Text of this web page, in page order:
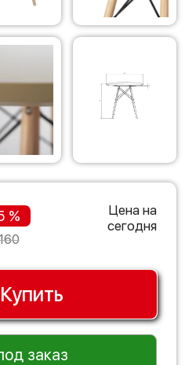
%
Цена на
сегодня
Купить
заказ